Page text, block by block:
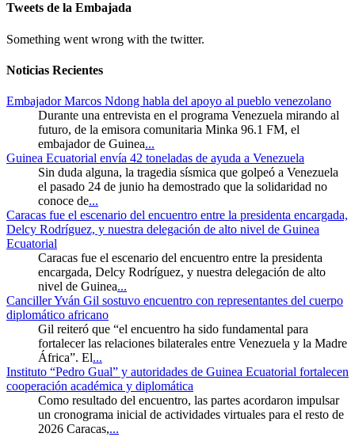
Tweets de la Embajada
Something went wrong with the twitter.
Noticias Recientes
Embajador Marcos Ndong habla del apoyo al pueblo venezolano
Durante una entrevista en el programa Venezuela mirando al
futuro, de la emisora comunitaria Minka 96.1 FM, el
embajador de Guinea...
Guinea Ecuatorial envía 42 toneladas de ayuda a Venezuela
Sin duda alguna, la tragedia sísmica que golpeó a Venezuela
el pasado 24 de junio ha demostrado que la solidaridad no
conoce de...
Caracas fue el escenario del encuentro entre la presidenta encargada,
Delcy Rodríguez, y nuestra delegación de alto nivel de Guinea
Ecuatorial
Caracas fue el escenario del encuentro entre la presidenta
encargada, Delcy Rodríguez, y nuestra delegación de alto
nivel de Guinea...
Canciller Yván Gil sostuvo encuentro con representantes del cuerpo
diplomático africano
Gil reiteró que “el encuentro ha sido fundamental para
fortalecer las relaciones bilaterales entre Venezuela y la Madre
África”. El...
Instituto “Pedro Gual” y autoridades de Guinea Ecuatorial fortalecen
cooperación académica y diplomática
Como resultado del encuentro, las partes acordaron impulsar
un cronograma inicial de actividades virtuales para el resto de
2026 Caracas,...